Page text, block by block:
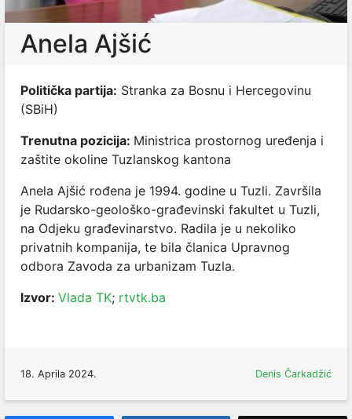
Anela Ajšić
Politička partija: Stranka za Bosnu i Hercegovinu
(SBiH)
Trenutna pozicija: Ministrica prostornog uređenja i
zaštite okoline Tuzlanskog kantona
Anela Ajšić rođena je 1994. godine u Tuzli. Završila
je Rudarsko-geološko-građevinski fakultet u Tuzli,
na Odjeku građevinarstvo. Radila je u nekoliko
privatnih kompanija, te bila članica Upravnog
odbora Zavoda za urbanizam Tuzla.
Izvor: Vlada TK; rtvtk.ba
18. Aprila 2024. Denis Čarkadžić